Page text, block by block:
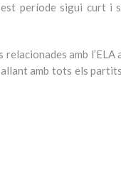
període sigui curt i
relacionades amb
amb tots els